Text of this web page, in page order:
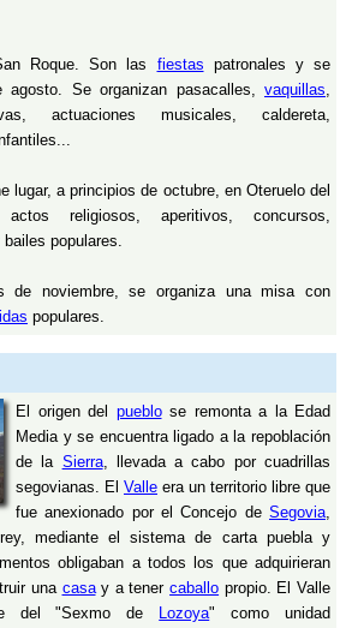
Roque. Son las fiestas patronales y se
agosto. Se organizan pasacalles, vaquillas,
actuaciones musicales, caldereta,
lugar, a principios de octubre, en Oteruelo del
religiosos, aperitivos, concursos,
populares.
de noviembre, se organiza una misa con
populares.
El origen del pueblose remonta a la Edad
Media y se encuentra ligado a la repoblación
de la Sierra, llevada a cabo por cuadrillas
segovianas. El Valle era un territorio libre que
fue anexionado por el Concejo de Segovia,
mediante el sistema de carta puebla y
obligaban a todos los que adquirieran
una casay a tenercaballo propio. El Valle
del "Sexmo de
Lozoya" como unidad